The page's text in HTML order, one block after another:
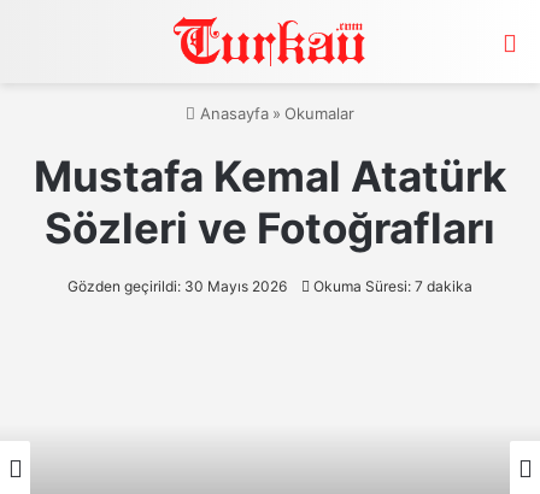
Anasayfa » Okumalar
Mustafa Kemal Atatürk
Sözleri ve Fotoğrafları
Gözden geçirildi: 30 Mayıs 2026 Okuma Süresi: 7 dakika